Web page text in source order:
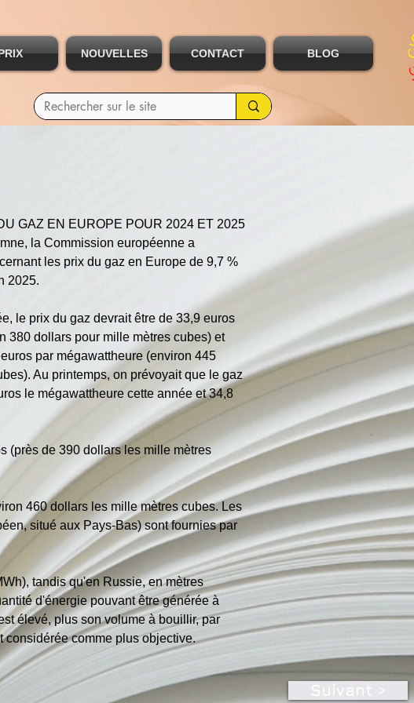
NOUVELLES CONTACT BLOG
GAZ EN EUROPE POUR 2024 ET 2025
la Commission européenne a
les prix du gaz en Europe de 9,7 %
2025.
le prix du gaz devrait être de 33,9 euros
380 dollars pour mille mètres cubes) et
par mégawattheure (environ 445
Au printemps, on prévoyait que le gaz
le mégawattheure cette année et 34,8
(près de 390 dollars les mille mètres
460 dollars les mille mètres cubes. Les
situé aux Pays-Bas) sont fournies par
tandis qu'en Russie, en mètres
d'énergie pouvant être générée à
élevé, plus son volume à bouillir, par
considérée comme plus objective.
Suivant >